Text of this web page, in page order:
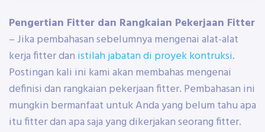
Pengertian Fitter dan Rangkaian Pekerjaan Fitter
– Jika pembahasan sebelumnya mengenai alat-alat
kerja fitter dan istilah jabatan di proyek kontruksi.
Postingan kali ini kami akan membahas mengenai
definisi dan rangkaian pekerjaan fitter. Pembahasan ini
mungkin bermanfaat untuk Anda yang belum tahu apa
itu fitter dan apa saja yang dikerjakan seorang fitter.